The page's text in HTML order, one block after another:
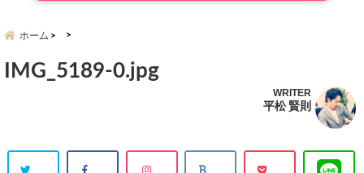
ホーム
IMG_5189-0.jpg
WRITER
平松 賢則